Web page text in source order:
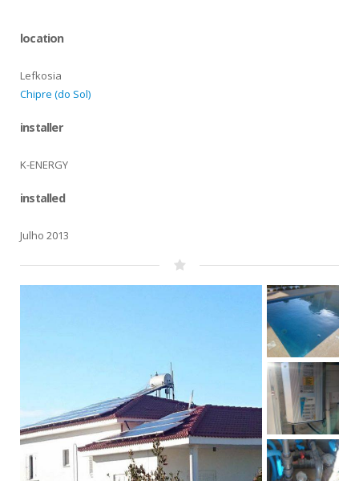
location
Lefkosia
Chipre (do Sol)
installer
K-ENERGY
installed
Julho 2013